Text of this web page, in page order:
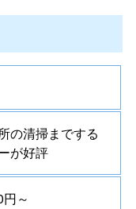
の清掃までする
が好評
～